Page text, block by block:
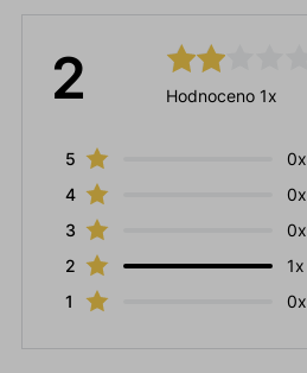
2 Hodnoceno 1x
5
0x
4
0x
3
0x
2
1x
1
0x